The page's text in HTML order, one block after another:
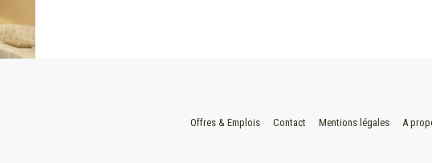
Offres & Emplois Contact Mentions légales A